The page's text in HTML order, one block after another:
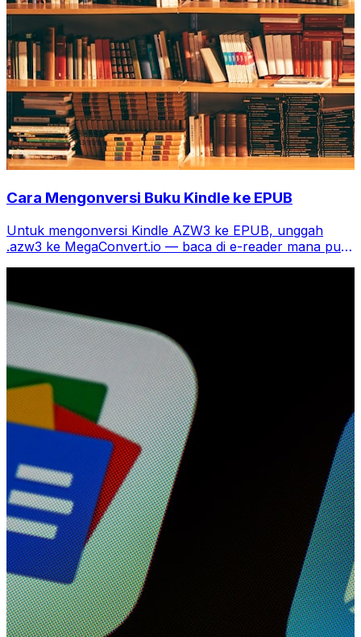
Cara Mengonversi Buku Kindle ke EPUB
Untuk mengonversi Kindle AZW3 ke EPUB, unggah
.azw3 ke MegaConvert.io — baca di e-reader mana pun,